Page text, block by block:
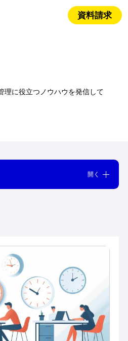
資料請求
理に役立つノウハウを発信して
開く
ロジェクトマネージャー
予実管理
働き方改革
原価管理
工数管理
上
編集部おすすめ